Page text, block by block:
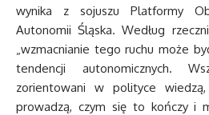
wynika z sojuszu Platformy
Autonomii Śląska. Według
„wzmacnianie tego ruchu może
tendencji autonomicznych.
zorientowani w polityce
prowadzą, czym się to kończy i